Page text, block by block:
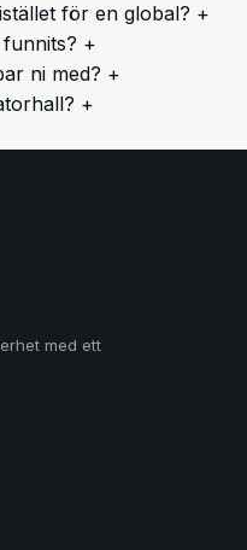
för en global? +
+
ni med? +
+
med ett